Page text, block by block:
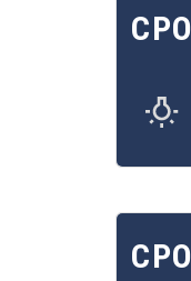
СРО
СРО